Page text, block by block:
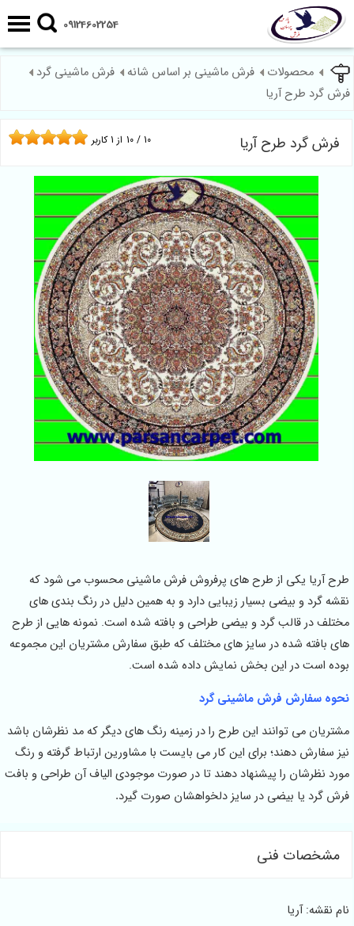
09124602254
محصولات فرش ماشینی بر اساس شانه
فرش ماشینی گرد
فرش گرد طرح آریا
فرش گرد طرح آریا 10 / 10 از 1کاربر
طرح آریا یکی از طرح های پرفروش فرش ماشینی محسوب می شود که
نقشه گرد و بیضی بسیار زیبایی دارد و به همین دلیل در رنگ بندی های
مختلف در قالب گرد و بیضی طراحی و بافته شده است. نمونه هایی از طرح
های بافته شده در سایز های مختلف که طبق سفارش مشتریان این مجموعه
بوده است در این بخش نمایش داده شده است.
نحوه سفارش فرش ماشینی گرد
مشتریان می توانند این طرح را در زمینه رنگ های دیگر که مد نظرشان باشد
نیز سفارش دهند؛ برای این کار می بایست با مشاورین ارتباط گرفته و رنگ
مورد نظرشان را پیشنهاد دهند تا در صورت موجودی الیاف آن طراحی و بافت
فرش گرد یا بیضی در سایز دلخواهشان صورت گیرد.
مشخصات فنی
نام نقشه: آریا